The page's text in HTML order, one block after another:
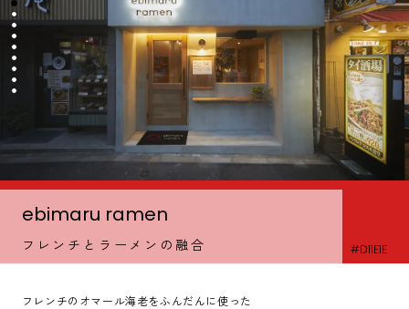
1枚目の画像へ
2枚目の画像へ
3枚目の画像へ
4枚目の画像へ
5枚目の画像へ
6枚目の画像へ
7枚目の画像へ
8枚目の画像へ
9枚目の画像へ
ebimaru ramen
フレンチとラーメンの融合 #D11E1E
フレンチのオマール海老をふんだんに使った